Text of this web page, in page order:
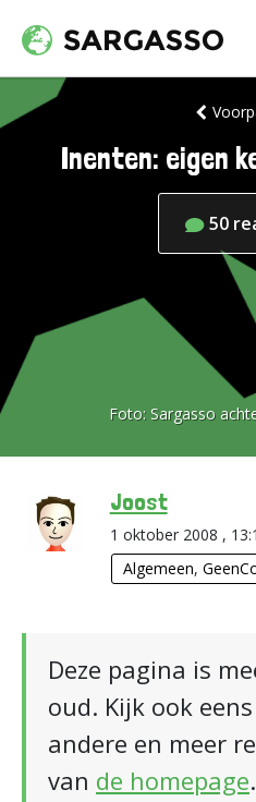
Inenten: eigen
50
Foto: Sargasso
Joost
1 oktober 2008 ,
Algemeen,
Deze pagina is
oud. Kijk ook
andere en meer
van de homepage.